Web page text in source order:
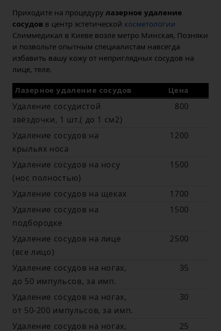
Приходите на процедуру лазерное удаление
сосудов в центр эстетической косметологии
Слиммедикал в Киеве возле метро Минская, Позняки
и позвольте опытным специалистам навсегда
избавить вашу кожу от неприглядных сосудов на
лице, теле.
Лазерное удаление сосудов Цена
Удаление сосудистой
звёздочки, 1 шт.( до 1 см2)
800
Удаление сосудов на
крыльях носа
1200
Удаление сосудов на носу
(нос полностью)
1500
Удаление сосудов на щеках
1700
Удаление сосудов на
подбородке
1500
Удаление сосудов на лице
(все лицо)
2500
Удаление сосудов на ногах,
до 50 импульсов, за имп.
35
Удаление сосудов на ногах,
от 50-200 импульсов, за имп.
30
Удаление сосудов на ногах, 25